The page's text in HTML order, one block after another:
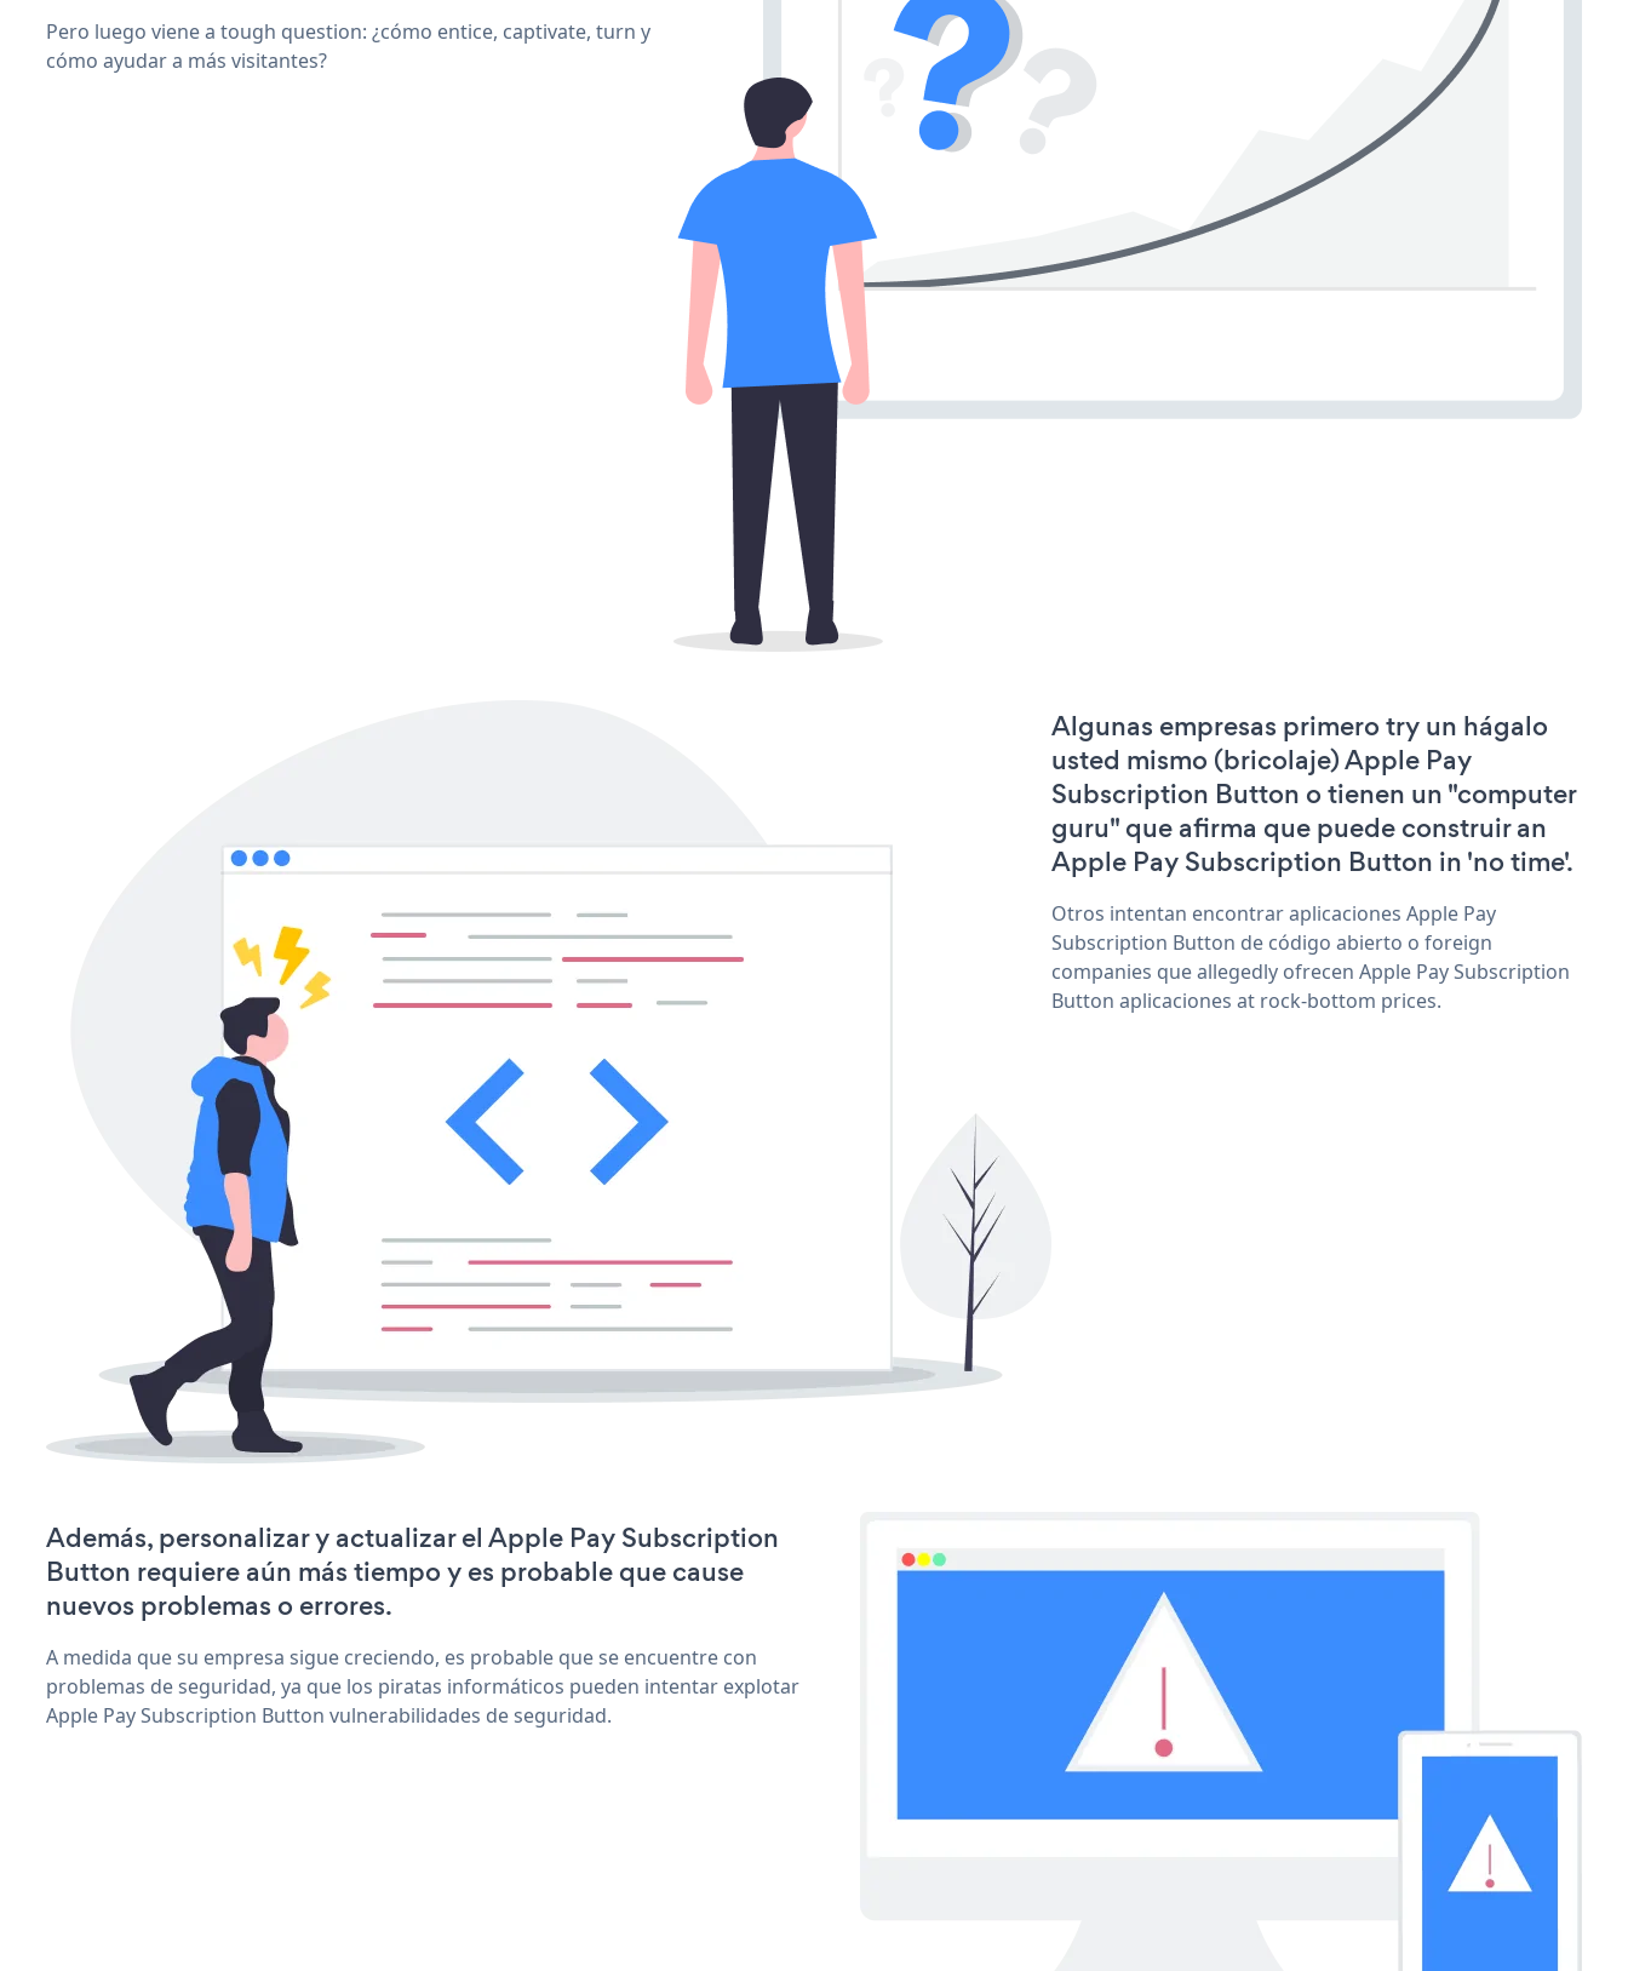
Pero luego viene a tough question: ¿cómo entice, captivate, turn y
cómo ayudar a más visitantes?
Algunas empresas primero try un hágalo
usted mismo (bricolaje) Apple Pay
Subscription Button o tienen un "computer
guru" que afirma que puede construir an
Apple Pay Subscription Button in 'no time'.
Otros intentan encontrar aplicaciones Apple Pay
Subscription Button de código abierto o foreign
companies que allegedly ofrecen Apple Pay Subscription
Button aplicaciones at rock-bottom prices.
Además, personalizar y actualizar el Apple Pay Subscription
Button requiere aún más tiempo y es probable que cause
nuevos problemas o errores.
A medida que su empresa sigue creciendo, es probable que se encuentre con
problemas de seguridad, ya que los piratas informáticos pueden intentar explotar
Apple Pay Subscription Button vulnerabilidades de seguridad.